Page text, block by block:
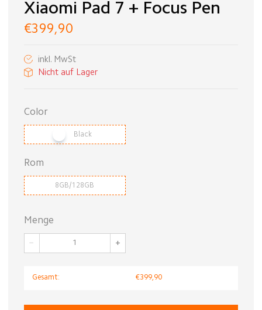
Xiaomi Pad 7 + Focus Pen
€399,90
inkl. MwSt
Nicht auf Lager
Color
Black
Rom
8GB/128GB
Menge
− +
Gesamt: €399,90